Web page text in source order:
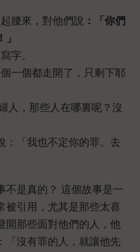
腰來，對他們說 ：「你們
字。
一個都走開了，只剩下耶
人，那些人在哪裏呢？沒
：「我也不定你的罪。去
不是真的？ 這個故事是一
被引用，尤其是那些太喜
開那些面對他們的人，他
「沒有罪的人，就讓他先